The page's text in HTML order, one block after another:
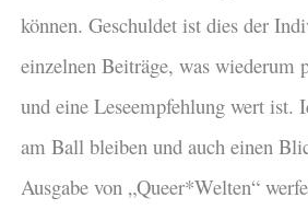
können. Geschuldet ist dies der
einzelnen Beiträge, was wiederum
und eine Leseempfehlung wert ist.
am Ball bleiben und auch einen
Ausgabe von „Queer*Welten“